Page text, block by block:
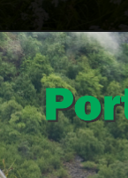
Opening